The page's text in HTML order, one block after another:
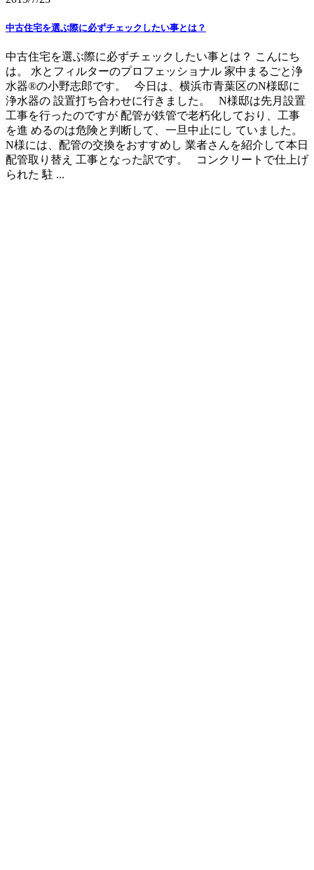
中古住宅を選ぶ際に必ずチェックしたい事とは？
中古住宅を選ぶ際に必ずチェックしたい事とは？ こんにち
は。 水とフィルターのプロフェッショナル 家中まるごと浄
水器®の小野志郎です。 今日は、横浜市青葉区のN様邸に
浄水器の 設置打ち合わせに行きました。 N様邸は先月設置
工事を行ったのですが 配管が鉄管で老朽化しており、工事
を進 めるのは危険と判断して、一旦中止にし ていました。
N様には、配管の交換をおすすめし 業者さんを紹介して本日
配管取り替え 工事となった訳です。 コンクリートで仕上げ
られた 駐 ...